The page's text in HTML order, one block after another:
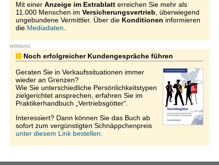
Mit einer Anzeige im Extrablatt erreichen Sie mehr als
11.000 Menschen im Versicherungsvertrieb , überwiegend
ungebundene Vermittler. Über die Konditionen informieren
die Mediadaten
WERBUNG
Noch erfolgreicher Kundengespräche führen
Geraten Sie in Verkaufssituationen immer
wieder an Grenzen?
Wie Sie unterschiedliche Persönlichkeitstypen
zielgerichtet ansprechen, erfahren Sie im
Praktikerhandbuch „Vertriebsgötter“.
Interessiert? Dann können Sie das Buch ab
sofort zum vergünstigten Schnäppchenpreis
unter diesem Link bestellen.